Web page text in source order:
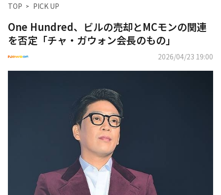
TOP PICK UP
One Hundred、ビルの売却とMCモンの関連
を否定「チャ・ガウォン会長のもの」
2026/04/23 19:00